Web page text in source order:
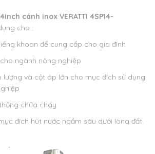
cánh inox VERATTI 4SP14-
cho :
khoan để cung cấp cho gia đình
ngành nông nghiệp
lượng và cột áp lớn cho mục đích sử dụng
chữa cháy
đích hút nước ngầm sâu dưới lòng đất.